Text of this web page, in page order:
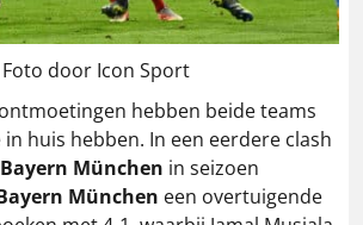
Foto door Icon Sport
hebben beide teams
huis hebben. In een eerdere clash
Bayern München in seizoen
München een overtuigende